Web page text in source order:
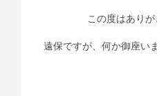
この度はあり
遠保ですが、何か御座い